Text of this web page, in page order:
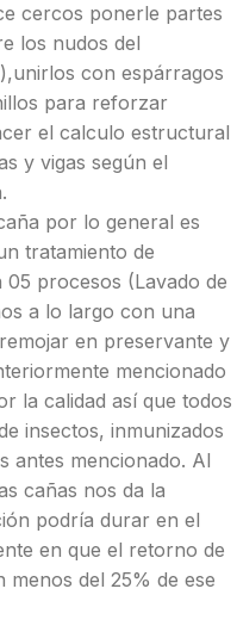
cercos ponerle partes
los nudos del
con espárragos
para reforzar
el calculo estructural
y vigas según el
por lo general es
tratamiento de
procesos (Lavado de
a lo largo con una
en preservante y
mencionado
la calidad así que todos
insectos, inmunizados
antes mencionado. Al
cañas nos da la
podría durar en el
en que el retorno de
del 25% de ese